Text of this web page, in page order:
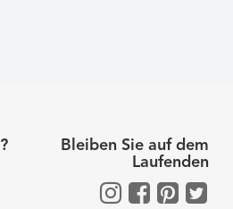
Bleiben Sie auf dem
Laufenden